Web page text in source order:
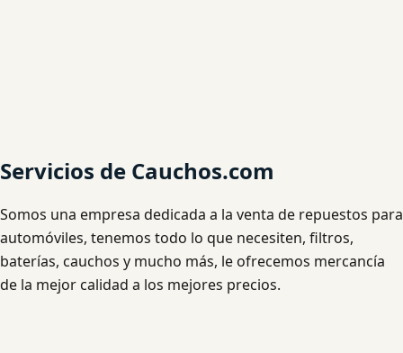
Servicios de Cauchos.com
Somos una empresa dedicada a la venta de repuestos para
automóviles, tenemos todo lo que necesiten, filtros,
baterías, cauchos y mucho más, le ofrecemos mercancía
de la mejor calidad a los mejores precios.